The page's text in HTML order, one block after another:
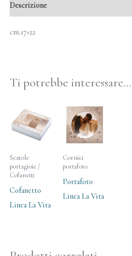
Descrizione
cm.17×22
Ti potrebbe interessare…
Scatole
portagioie /
Cofanetti
Cofanetto
Linea La Vita
Cornici
portafoto
Portafoto
Linea La Vita